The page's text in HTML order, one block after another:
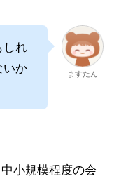
しれ
いか
ますたん
小規模程度の会